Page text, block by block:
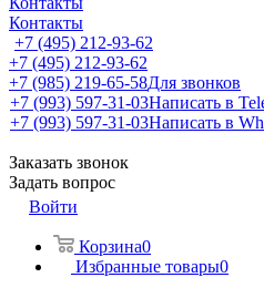
Контакты
+7 (495) 212-93-62
+7 (495) 212-93-62
+7 (985) 219-65-58Для звонков
+7 (993) 597-31-03Написать в
+7 (993) 597-31-03Написать в
Заказать звонок
Задать вопрос
Войти
Корзина0
Избранные товары0